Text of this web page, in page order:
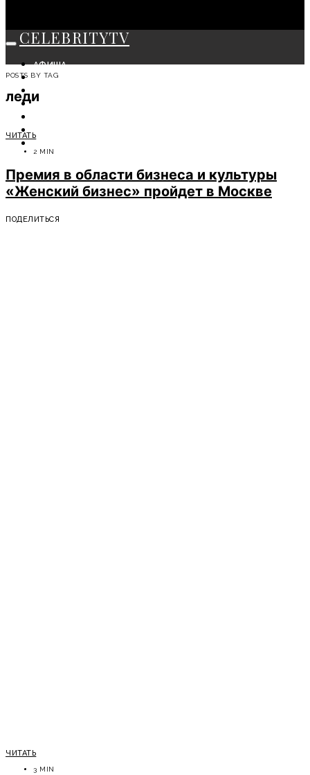
CELEBRITYTV
АФИША
СОБЫТИЯ
КРАСОТА
МОДА
POSTS BY TAG
леди
ЧИТАТЬ
2 MIN
Премия в области бизнеса и культуры
«Женский бизнес» пройдет в Москве
ПОДЕЛИТЬСЯ
ЧИТАТЬ
3 MIN